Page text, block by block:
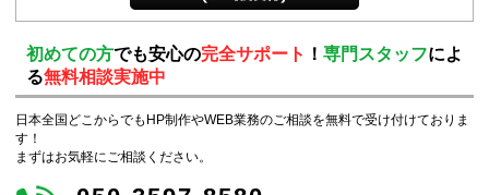
初めての方でも安心の完全サポート ！ 専門スタッフによ
る無料相談実施中
日本全国どこからでもHP制作やWEB業務のご相談を無料で受け付けておりま
す！
まずはお気軽にご相談ください。